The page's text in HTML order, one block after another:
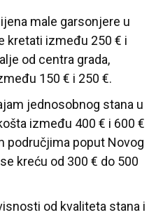
male garsonjere u
kretati između 250 € i
od centra grada,
150 € i 250 €.
jednosobnog stana u
između 400 € i 600 €
područjima poput Novog
kreću od 300 € do 500
od kvaliteta stana i